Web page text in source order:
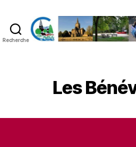
Recherche
Les